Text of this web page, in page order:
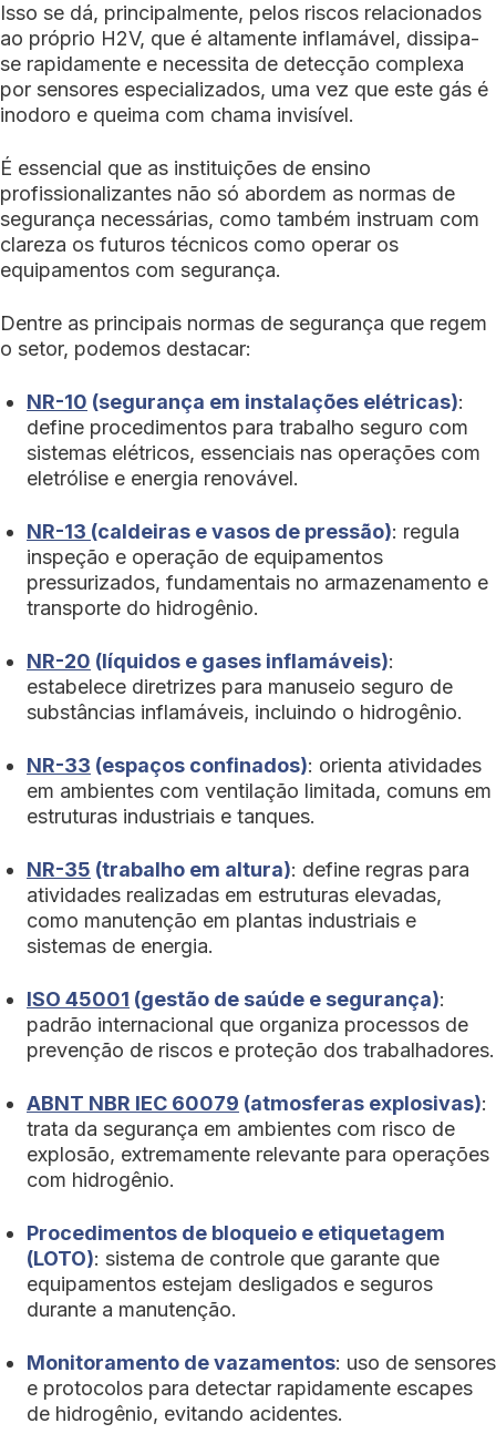
Isso se dá, principalmente, pelos riscos relacionados
ao próprio H2V, que é altamente inflamável, dissipa-
se rapidamente e necessita de detecção complexa
por sensores especializados, uma vez que este gás é
inodoro e queima com chama invisível.
É essencial que as instituições de ensino
profissionalizantes não só abordem as normas de
segurança necessárias, como também instruam com
clareza os futuros técnicos como operar os
equipamentos com segurança.
Dentre as principais normas de segurança que regem
o setor, podemos destacar:
NR-10 (segurança em instalações elétricas):
define procedimentos para trabalho seguro com
sistemas elétricos, essenciais nas operações com
eletrólise e energia renovável.
NR-13 (caldeiras e vasos de pressão): regula
inspeção e operação de equipamentos
pressurizados, fundamentais no armazenamento e
transporte do hidrogênio.
NR-20 (líquidos e gases inflamáveis):
estabelece diretrizes para manuseio seguro de
substâncias inflamáveis, incluindo o hidrogênio.
NR-33 (espaços confinados): orienta atividades
em ambientes com ventilação limitada, comuns em
estruturas industriais e tanques.
NR-35 (trabalho em altura): define regras para
atividades realizadas em estruturas elevadas,
como manutenção em plantas industriais e
sistemas de energia.
ISO 45001 (gestão de saúde e segurança):
padrão internacional que organiza processos de
prevenção de riscos e proteção dos trabalhadores.
ABNT NBR IEC 60079 (atmosferas explosivas):
trata da segurança em ambientes com risco de
explosão, extremamente relevante para operações
com hidrogênio.
Procedimentos de bloqueio e etiquetagem
(LOTO): sistema de controle que garante que
equipamentos estejam desligados e seguros
durante a manutenção.
Monitoramento de vazamentos: uso de sensores
e protocolos para detectar rapidamente escapes
de hidrogênio, evitando acidentes.